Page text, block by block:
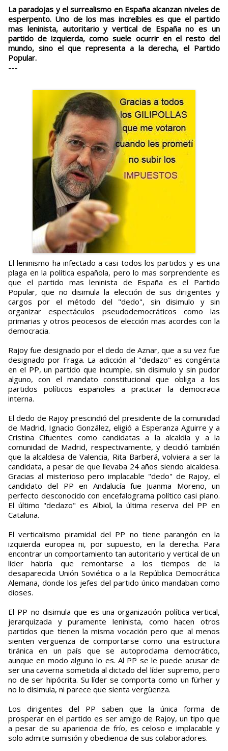
La paradojas y el surrealismo en España alcanzan niveles de
esperpento. Uno de los mas increíbles es que el partido
mas leninista, autoritario y vertical de España no es un
partido de izquierda, como suele ocurrir en el resto del
mundo, sino el que representa a la derecha, el Partido
Popular.
---
El leninismo ha infectado a casi todos los partidos y es una
plaga en la política española, pero lo mas sorprendente es
que el partido mas leninista de España es el Partido
Popular, que no disimula la elección de sus dirigentes y
cargos por el método del "dedo", sin disimulo y sin
organizar espectáculos pseudodemocráticos como las
primarias y otros peocesos de elección mas acordes con la
democracia.
Rajoy fue designado por el dedo de Aznar, que a su vez fue
designado por Fraga. La adicción al "dedazo" es congénita
en el PP, un partido que incumple, sin disimulo y sin pudor
alguno, con el mandato constitucional que obliga a los
partidos políticos españoles a practicar la democracia
interna.
El dedo de Rajoy prescindió del presidente de la comunidad
de Madrid, Ignacio González, eligió a Esperanza Aguirre y a
Cristina Cifuentes como candidatas a la alcaldía y a la
comunidad de Madrid, respectivamente, y decidió también
que la alcaldesa de Valencia, Rita Barberá, volviera a ser la
candidata, a pesar de que llevaba 24 años siendo alcaldesa.
Gracias al misterioso pero implacable "dedo" de Rajoy, el
candidato del PP en Andalucía fue Juanma Moreno, un
perfecto desconocido con encefalograma político casi plano.
El último "dedazo" es Albiol, la última reserva del PP en
Cataluña.
El verticalismo piramidal del PP no tiene parangón en la
izquierda europea ni, por supuesto, en la derecha. Para
encontrar un comportamiento tan autoritario y vertical de un
líder habría que remontarse a los tiempos de la
desaparecida Unión Soviética o a la República Democrática
Alemana, donde los jefes del partido único mandaban como
dioses.
El PP no disimula que es una organización política vertical,
jerarquizada y puramente leninista, como hacen otros
partidos que tienen la misma vocación pero que al menos
sienten vergüenza de comportarse como una estructura
tiránica en un país que se autoproclama democrático,
aunque en modo alguno lo es. Al PP se le puede acusar de
ser una caverna sometida al dictado del líder supremo, pero
no de ser hipócrita. Su líder se comporta como un fürher y
no lo disimula, ni parece que sienta vergüenza.
Los dirigentes del PP saben que la única forma de
prosperar en el partido es ser amigo de Rajoy, un tipo que
a pesar de su apariencia de frío, es celoso e implacable y
solo admite sumisión y obediencia de sus colaboradores.